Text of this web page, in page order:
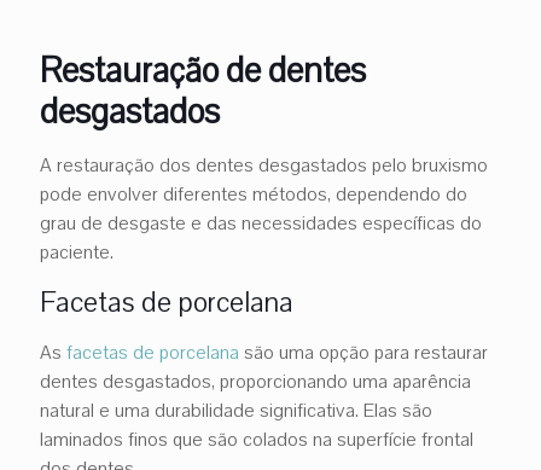
Restauração de dentes
desgastados
A restauração dos dentes desgastados pelo bruxismo
pode envolver diferentes métodos, dependendo do
grau de desgaste e das necessidades específicas do
paciente.
Facetas de porcelana
As facetas de porcelana são uma opção para restaurar
dentes desgastados, proporcionando uma aparência
natural e uma durabilidade significativa. Elas são
laminados finos que são colados na superfície frontal